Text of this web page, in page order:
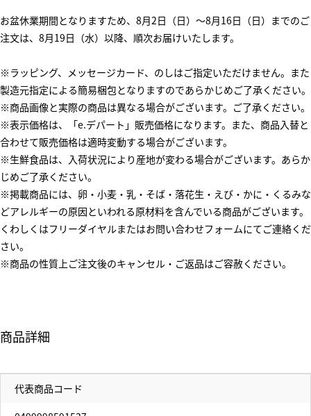
お盆休業期間となりますため、8月2日（日）～8月16日（日）までのご
注文は、8月19日（水）以降、順次お届けいたします。
※ラッピング、メッセージカード、のしはご指定いただけません。また
製造元指定による簡易梱包となりますのであらかじめご了承ください。
※商品画像と実際の商品は異なる場合がございます。ご了承ください。
※表示価格は、「e.デパート」販売価格になります。また、商品入替と
合わせて販売価格は適時変動する場合がございます。
※生鮮食品は、入荷状況により産地が変わる場合がございます。あらか
じめご了承ください。
※掲載商品には、卵・小麦・乳・そば・落花生・えび・かに・くるみな
どアレルギーの原因といわれる原材料を含んでいる商品がございます。
くわしくはフリーダイヤルまたはお問い合わせフォームにてご連絡くだ
さい。
※商品の性質上ご注文後のキャンセル・ご返品はご容赦ください。
商品詳細
代表商品コード